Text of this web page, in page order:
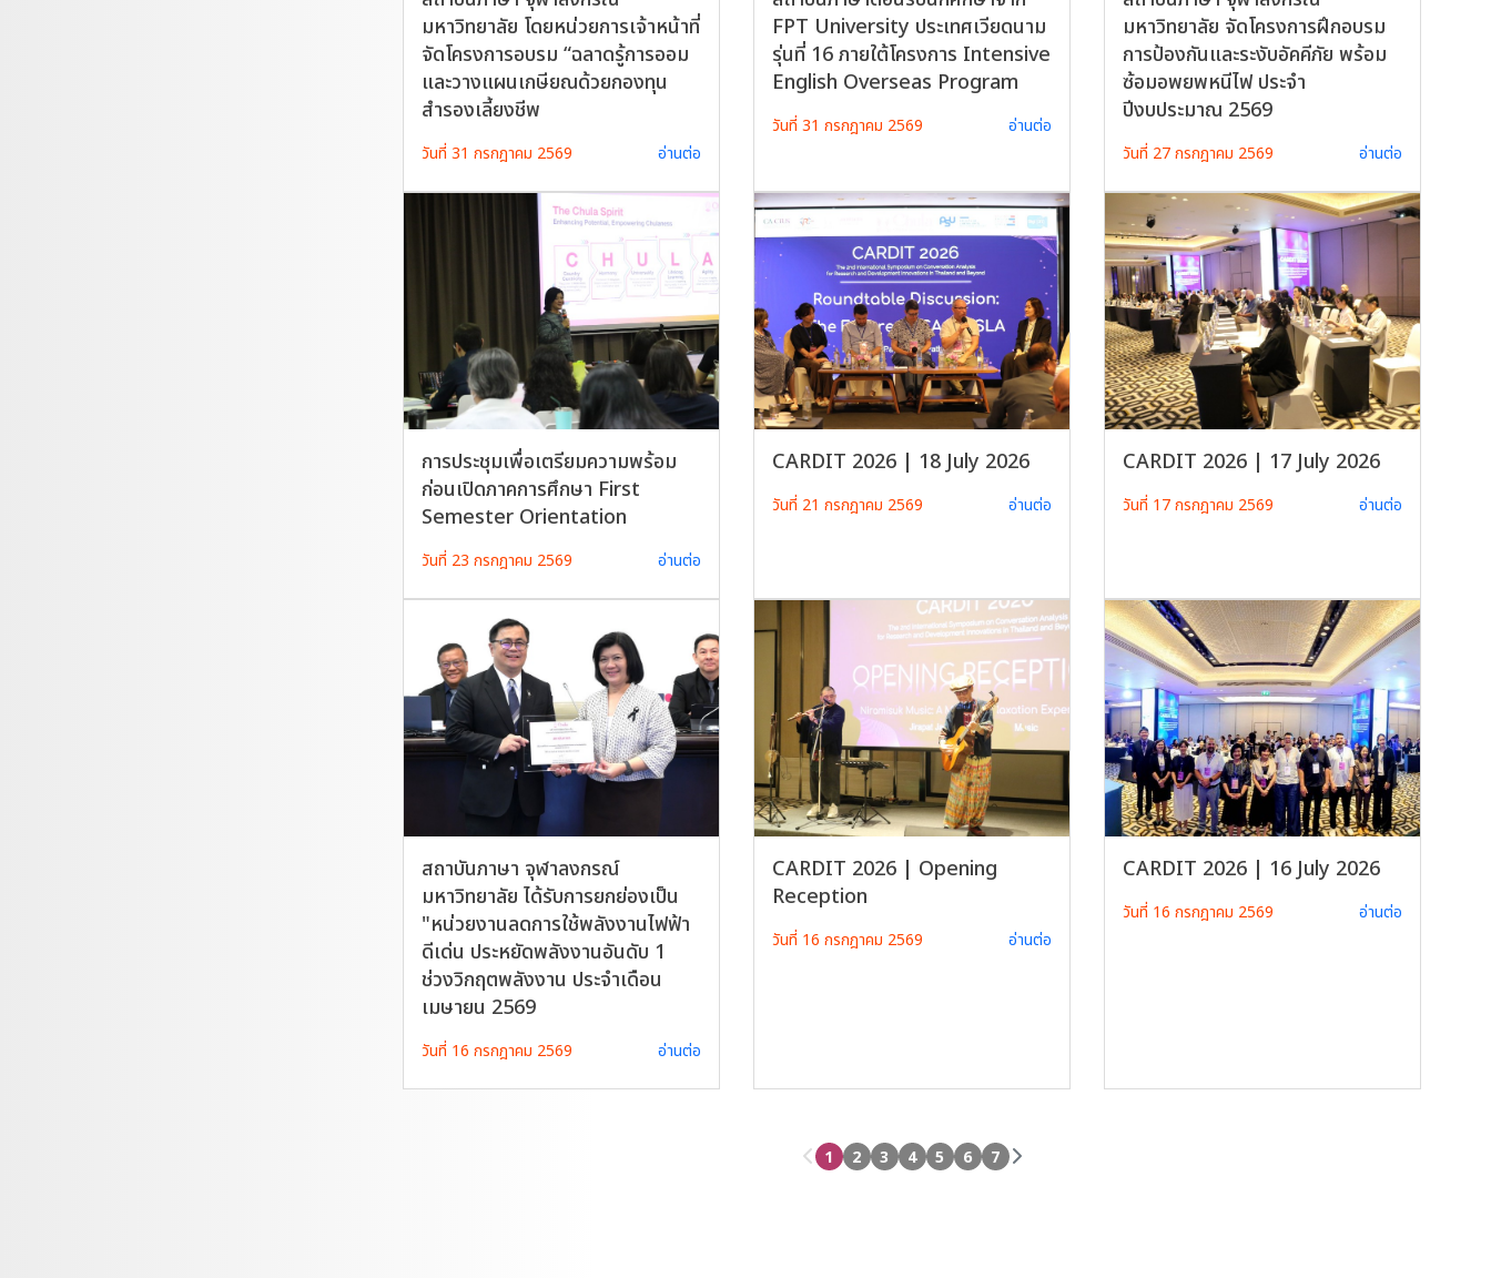
มหาวิทยาลัย โดยหน่วยการเจ้าหน้าที่
จัดโครงการอบรม “ฉลาดรู้การออม
และวางแผนเกษียณด้วยกองทุน
สำรองเลี้ยงชีพ
วันที่ 31 กรกฎาคม 2569 อ่านต่อ
FPT University ประเทศเวียดนาม
รุ่นที่ 16 ภายใต้โครงการ Intensive
English Overseas Program
วันที่ 31 กรกฎาคม 2569 อ่านต่อ
มหาวิทยาลัย จัดโครงการฝึกอบรม
การป้องกันและระงับอัคคีภัย พร้อม
ซ้อมอพยพหนีไฟ ประจำ
ปีงบประมาณ 2569
วันที่ 27 กรกฎาคม 2569 อ่านต่อ
การประชุมเพื่อเตรียมความพร้อม
ก่อนเปิดภาคการศึกษา First
Semester Orientation
วันที่ 23 กรกฎาคม 2569 อ่านต่อ
CARDIT 2026 | 18 July 2026
วันที่ 21 กรกฎาคม 2569 อ่านต่อ
CARDIT 2026 | 17 July 2026
วันที่ 17 กรกฎาคม 2569 อ่านต่อ
สถาบันภาษา จุฬาลงกรณ์
มหาวิทยาลัย ได้รับการยกย่องเป็น
"หน่วยงานลดการใช้พลังงานไฟฟ้า
ดีเด่น ประหยัดพลังงานอันดับ 1
ช่วงวิกฤตพลังงาน ประจำเดือน
เมษายน 2569
วันที่ 16 กรกฎาคม 2569 อ่านต่อ
CARDIT 2026 | Opening
Reception
วันที่ 16 กรกฎาคม 2569 อ่านต่อ
CARDIT 2026 | 16 July 2026
วันที่ 16 กรกฎาคม 2569 อ่านต่อ
1 2 3 4 5 6 7